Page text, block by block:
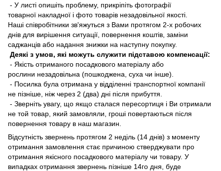
- У листі опишіть проблему, прикріпіть фотографії
товарної накладної і фото товарів незадовільної якості.
Наші співробітники зв'яжуться з Вами протягом 2-х робочих
днів для вирішення ситуації, повернення коштів, заміни
саджанців або надання знижки на наступну покупку.
Деякі з умов, які можуть служити підставою компенсації:
- Якість отриманого посадкового матеріалу або
рослини незадовільна (пошкоджена, суха чи інше).
- Посилка була отримана у відділенні транспортної компанії
не пізніше, ніж через 2 (два) дні після прибуття.
- Зверніть увагу, що якщо сталася пересортиця і Ви отримали
не той товар, який замовляли, гроші повертаються після
повернення товару в наш магазин.
Відсутність звернень протягом 2 неділь (14 днів) з моменту
отримання замовлення стає причиною стверджувати про
отримання якісного посадкового матеріалу чи товару. У
випадках отримання звернень пізніше 14го дня, буде